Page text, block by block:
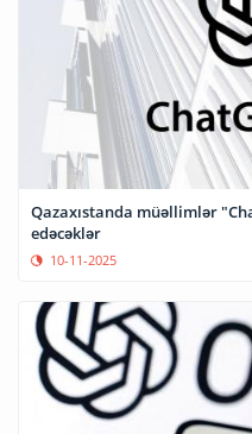
Qazaxıstanda müəllimlər
edəcəklər
10-11-2025